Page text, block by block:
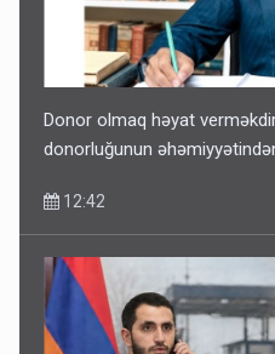
Donor olmaq həyat
donorluğunun
12:42